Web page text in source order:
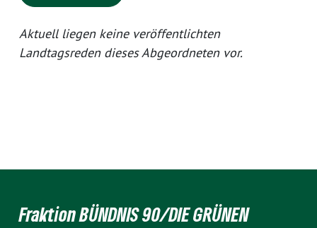
Aktuell liegen keine veröffentlichten
Landtagsreden dieses Abgeordneten vor.
Fraktion BÜNDNIS 90/DIE GRÜNEN